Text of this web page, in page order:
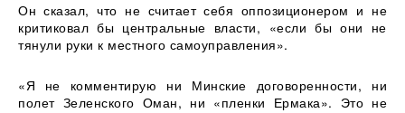
Он сказал, что не считает себя оппозиционером и не
критиковал бы центральные власти, «если бы они не
тянули руки к местного самоуправления».
«Я не комментирую ни Минские договоренности, ни
полет Зеленского Оман, ни «пленки Ермака». Это не